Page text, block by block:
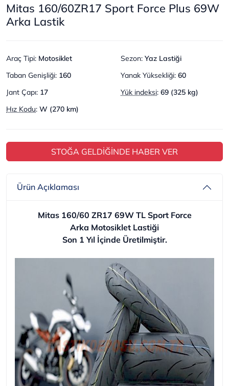
Mitas 160/60ZR17 Sport Force Plus 69W
Arka Lastik
Araç Tipi: Motosiklet Sezon: Yaz Lastiği
Taban Genişliği: 160 Yanak Yüksekliği: 60
Jant Çapı: 17 Yük indeksi: 69 (325 kg)
Hız Kodu: W (270 km)
STOĞA GELDİĞİNDE HABER VER
Ürün Açıklaması
Mitas 160/60 ZR17 69W TL Sport Force
Arka Motosiklet Lastiği
Son 1 Yıl İçinde Üretilmiştir.